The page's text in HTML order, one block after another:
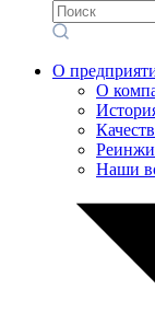
О
О
Наши